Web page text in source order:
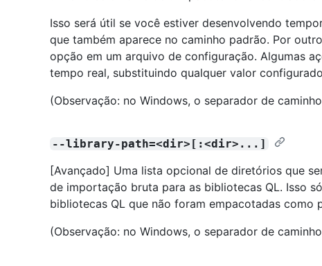
Isso será útil se você estiver desenvolvendo
que também aparece no caminho padrão. Por
opção em um arquivo de configuração. Algumas
tempo real, substituindo qualquer valor
(Observação: no Windows, o separador de
--library-path=<dir>[:<dir>...]
[Avançado] Uma lista opcional de diretórios que
de importação bruta para as bibliotecas QL. Isso
bibliotecas QL que não foram empacotadas como
(Observação: no Windows, o separador de